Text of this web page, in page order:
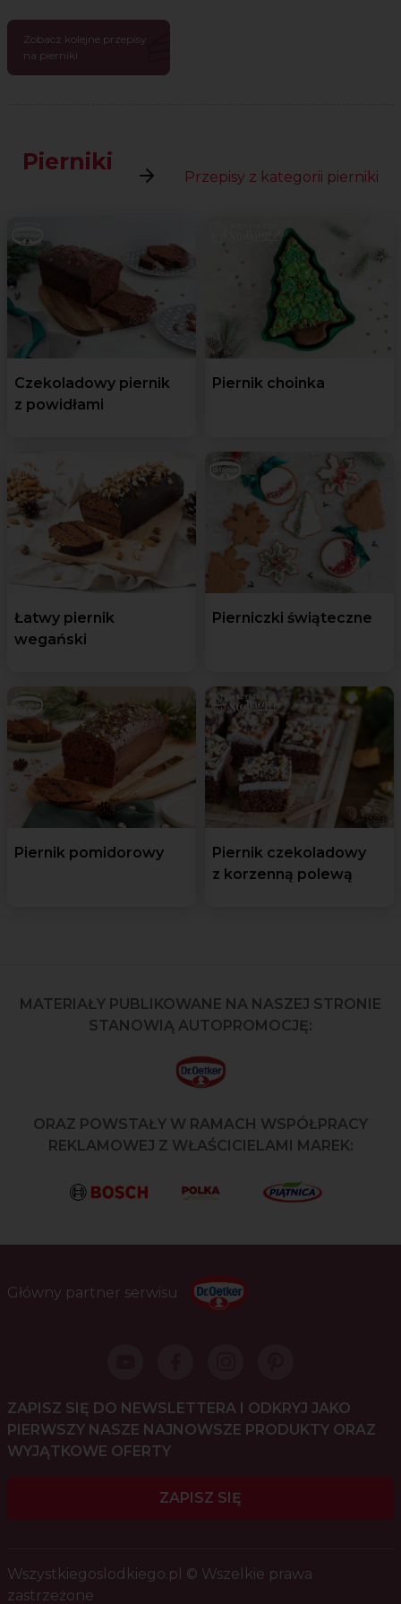
Zobacz kolejne przepisy
na pierniki
Pierniki
Przepisy z kategorii pierniki
Czekoladowy piernik
z powidłami
Piernik choinka
Łatwy piernik
wegański
Pierniczki świąteczne
Piernik pomidorowy
Piernik czekoladowy
z korzenną polewą
MATERIAŁY PUBLIKOWANE NA NASZEJ STRONIE
STANOWIĄ AUTOPROMOCJĘ:
ORAZ POWSTAŁY W RAMACH WSPÓŁPRACY
REKLAMOWEJ Z WŁAŚCICIELAMI MAREK:
Główny partner serwisu
ZAPISZ SIĘ DO NEWSLETTERA I ODKRYJ JAKO
PIERWSZY NASZE NAJNOWSZE PRODUKTY ORAZ
WYJĄTKOWE OFERTY
ZAPISZ SIĘ
Wszystkiegoslodkiego.pl © Wszelkie prawa
zastrzeżone